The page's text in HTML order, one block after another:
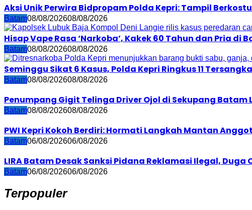
Aksi Unik Perwira Bidpropam Polda Kepri: Tampil
Batam08/08/202608/08/2026
Hisap Vape Rasa ‘Narkoba’, Kakek 60 Tahun dan Pria di
Batam08/08/202608/08/2026
Seminggu Sikat 6 Kasus, Polda Kepri Ringkus 11
Batam08/08/202608/08/2026
Penumpang Gigit Telinga Driver Ojol di Sekupang Batam
Batam08/08/202608/08/2026
PWI Kepri Kokoh Berdiri: Hormati Langkah Mantan
Batam06/08/202606/08/2026
LIRA Batam Desak Sanksi Pidana Reklamasi Ilegal,
Batam06/08/202606/08/2026
Terpopuler